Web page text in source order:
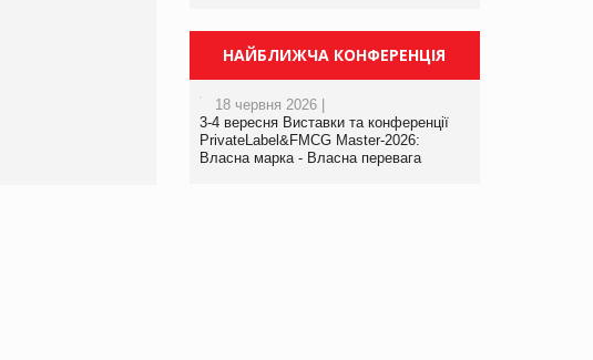
Брагина Людмила
Просування компанії на
www.trademaster.ua.
правила. Особливості.
НАЙБЛИЖЧА КОНФЕРЕНЦІЯ
18 червня 2026 |
3-4 вересня Виставки та конференції
PrivateLabel&FMCG Master-2026:
Власна марка - Власна перевага